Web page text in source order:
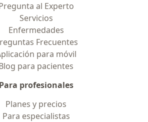
al Experto
Servicios
Enfermedades
Frecuentes
para móvil
para pacientes
Para profesionales
Planes y precios
Para especialistas